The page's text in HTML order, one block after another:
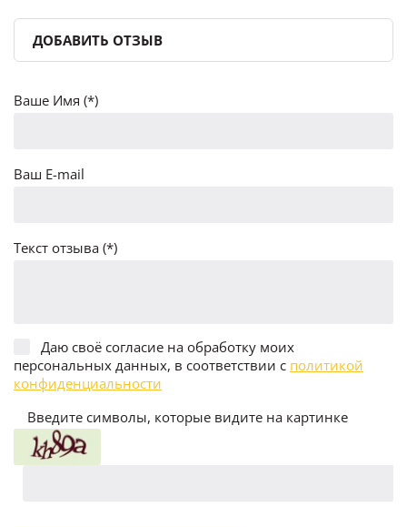
ДОБАВИТЬ ОТЗЫВ
Ваше Имя (*)
Ваш E-mail
Текст отзыва (*)
Даю своё согласие на обработку моих
персональных данных, в соответствии с политикой
конфиденциальности
Введите символы, которые видите на картинке